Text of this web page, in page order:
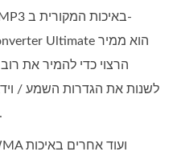
לשנות את הגדרות השמע /
להחיל. מסנני וידאו מרובים בקלות.